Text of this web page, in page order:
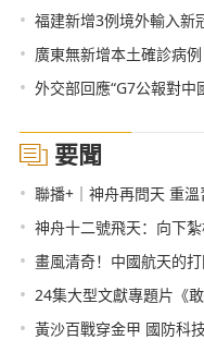
• 福建新增3例境外輸入新
• 廣東無新增本土確診病
• 外交部回應“G7公報對中國
要聞
• 聯播+｜神舟再問天 重
• 神舟十二號飛天：向下紮
• 畫風清奇！中國航天的打
• 24集大型文獻專題片《
• 黃沙百戰穿金甲 國防科